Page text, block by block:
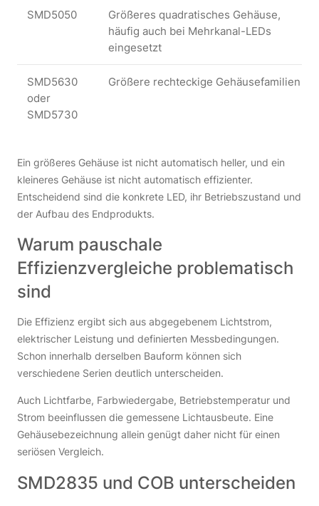
SMD5050
Größeres quadratisches Gehäuse,
häufig auch bei Mehrkanal-LEDs
eingesetzt
SMD5630
oder
SMD5730
Größere rechteckige Gehäusefamilien
Ein größeres Gehäuse ist nicht automatisch heller, und ein
kleineres Gehäuse ist nicht automatisch effizienter.
Entscheidend sind die konkrete LED, ihr Betriebszustand und
der Aufbau des Endprodukts.
Warum pauschale
Effizienzvergleiche problematisch
sind
Die Effizienz ergibt sich aus abgegebenem Lichtstrom,
elektrischer Leistung und definierten Messbedingungen.
Schon innerhalb derselben Bauform können sich
verschiedene Serien deutlich unterscheiden.
Auch Lichtfarbe, Farbwiedergabe, Betriebstemperatur und
Strom beeinflussen die gemessene Lichtausbeute. Eine
Gehäusebezeichnung allein genügt daher nicht für einen
seriösen Vergleich.
SMD2835 und COB unterscheiden